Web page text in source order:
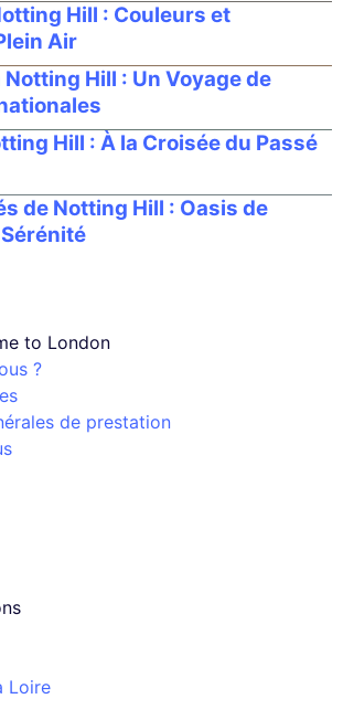
Hill : Couleurs et
Air
Hill : Un Voyage de
Hill : À la Croisée du Passé
de Notting Hill : Oasis de
to London
?
de prestation
Loire